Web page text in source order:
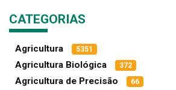
CATEGORIAS
Agricultura 5351
Agricultura Biológica 372
Agricultura de Precisão 66